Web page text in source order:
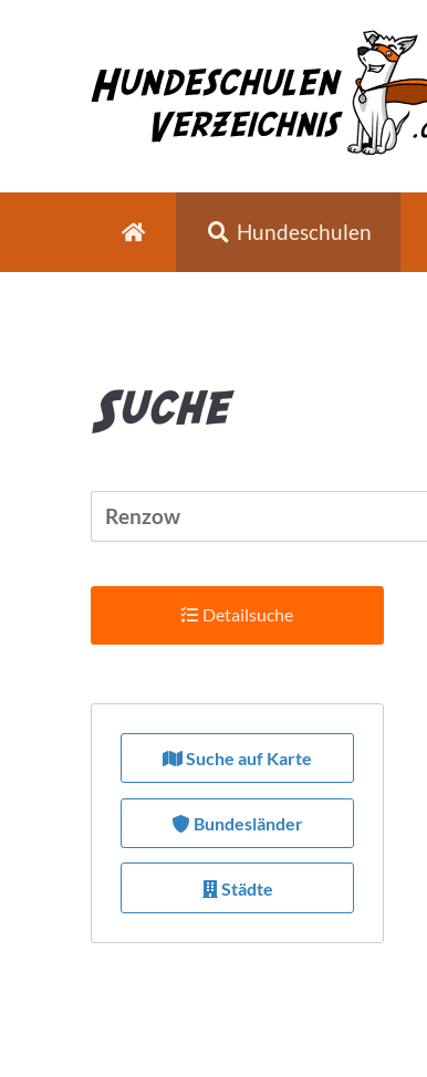
Hundeschulen
Suche
Detailsuche
Bietet Leistung
Preis pro Stunde max.
Suche auf Karte
Bundesländer
Städte